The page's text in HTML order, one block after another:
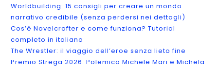
Worldbuilding: 15 consigli per creare un mondo
narrativo credibile (senza perdersi nei dettagli)
Cos’è Novelcrafter e come funziona? Tutorial
completo in italiano
The Wrestler: il viaggio dell’eroe senza lieto fine
Premio Strega 2026: Polemica Michele Mari e Michela